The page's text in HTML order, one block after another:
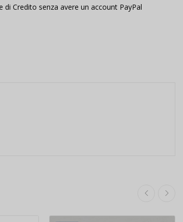
Credito senza avere un account PayPal